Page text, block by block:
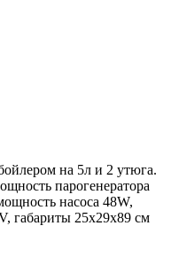
на 5л и 2 утюга.
парогенератора
насоса 48W,
габариты 25х29х89 см